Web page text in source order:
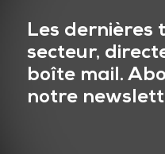
Les dernières
secteur,
boîte mail.
notre